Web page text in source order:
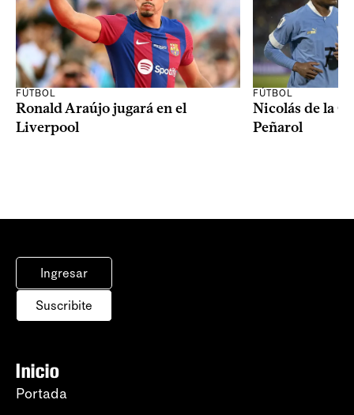
FÚTBOL
Ronald Araújo jugará en el
Liverpool
FÚTBOL
Nicolás de la
Peñarol
Ingresar
Suscribite
Inicio
Portada